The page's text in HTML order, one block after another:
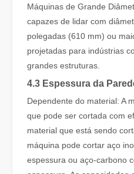
Saindo da agitação,
Máquinas de Grande
capazes de lidar com
polegadas (610 mm) ou
projetadas para indústrias
grandes estruturas.
4.3 Espessura da
Dependente do material: A
que pode ser cortada com
material que está sendo
máquina pode cortar aço
espessura ou aço-carbono